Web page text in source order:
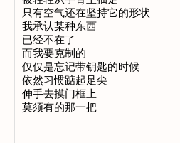
只有空气还在坚持它的形状
我承认某种东西
已经不在了
而我要克制的
仅仅是忘记带钥匙的时候
依然习惯踮起足尖
伸手去摸门框上